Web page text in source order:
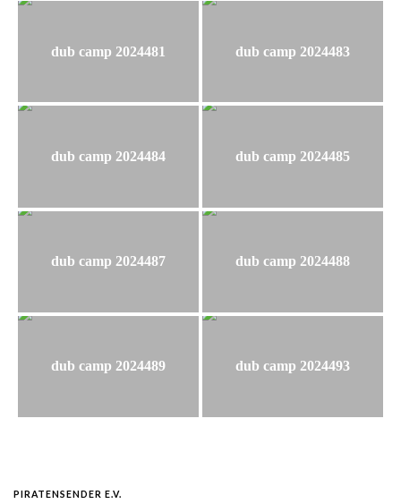
dub camp 2024481 dub camp 2024483
dub camp 2024484 dub camp 2024485
dub camp 2024487 dub camp 2024488
dub camp 2024489 dub camp 2024493
PIRATENSENDER E.V.